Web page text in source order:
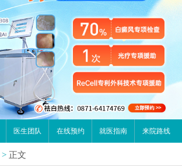
医生团队 在线预约 就医指南 来院路线
> 正文